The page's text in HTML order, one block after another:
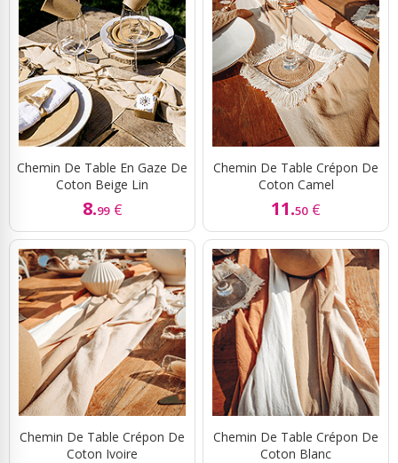
Chemin De Table En Gaze De
Coton Beige Lin
8.99 €
Chemin De Table Crépon De
Coton Camel
11.50 €
Chemin De Table Crépon De
Coton Ivoire
Chemin De Table Crépon De
Coton Blanc